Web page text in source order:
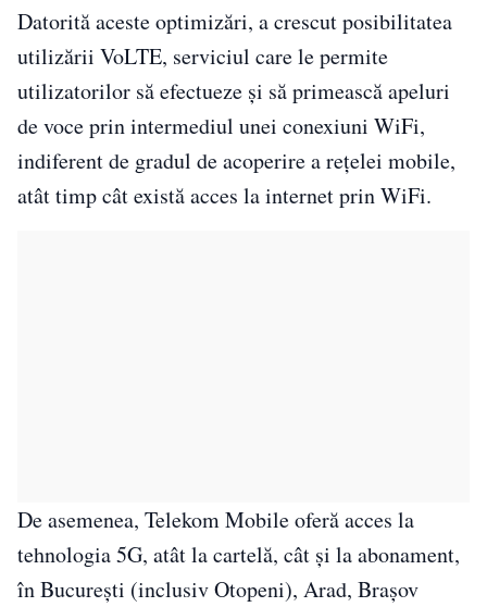
Datorită aceste optimizări, a crescut posibilitatea
utilizării VoLTE, serviciul care le permite
utilizatorilor să efectueze și să primească apeluri
de voce prin intermediul unei conexiuni WiFi,
indiferent de gradul de acoperire a rețelei mobile,
atât timp cât există acces la internet prin WiFi.
De asemenea, Telekom Mobile oferă acces la
tehnologia 5G, atât la cartelă, cât și la abonament,
în București (inclusiv Otopeni), Arad, Brașov